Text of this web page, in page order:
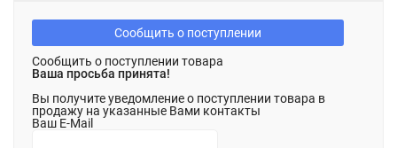
Сообщить о поступлении
Сообщить о поступлении товара
Ваша просьба принята!
Вы получите уведомление о поступлении товара в
продажу на указанные Вами контакты
Ваш E-Mail